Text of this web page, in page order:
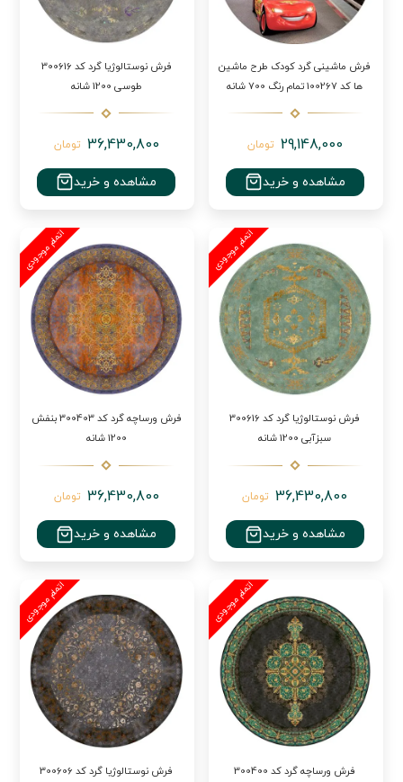
فرش ماشینی گرد کودک طرح ماشین
ها کد 100267 تمام رنگ 700 شانه
29,148,000 تومان
مشاهده و خرید
فرش نوستالوژیا گرد کد 300616
طوسی 1200 شانه
36,430,800 تومان
مشاهده و خرید
فرش نوستالوژیا گرد کد 300616
سبزآبی 1200 شانه
36,430,800 تومان
مشاهده و خرید
فرش ورساچه گرد کد 300403 بنفش
1200 شانه
36,430,800 تومان
مشاهده و خرید
فرش ورساچه گرد کد 300400
فرش نوستالوژیا گرد کد 300606